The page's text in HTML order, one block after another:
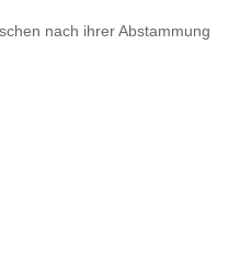
nach ihrer Abstammung